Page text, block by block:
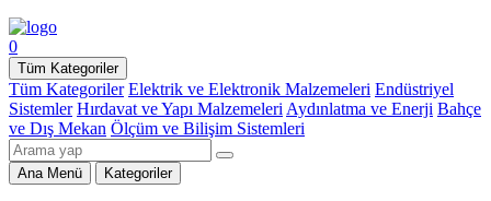
0
Tüm Kategoriler
Tüm Kategoriler Elektrik ve Elektronik Malzemeleri Endüstriyel
Sistemler Hırdavat ve Yapı Malzemeleri Aydınlatma ve Enerji Bahçe
ve Dış Mekan Ölçüm ve Bilişim Sistemleri
Ana Menü Kategoriler